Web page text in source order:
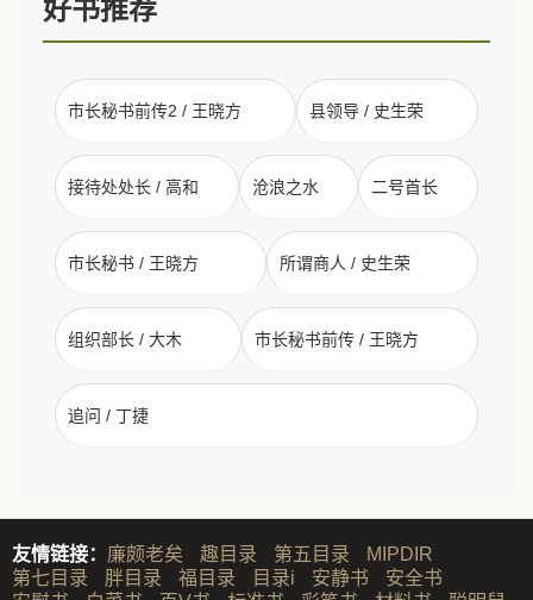
好书推荐
市长秘书前传2 / 王晓方 县领导 / 史生荣
接待处处长 / 高和 沧浪之水 二号首长
市长秘书 / 王晓方 所谓商人 / 史生荣
组织部长 / 大木 市长秘书前传 / 王晓方
追问 / 丁捷
友情链接： 廉颇老矣 趣目录 第五目录
MIPDIR
第七目录
胖目录 福目录 目录i 安静书
安全书